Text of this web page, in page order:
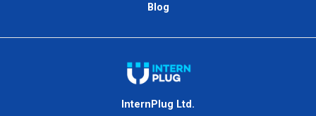
Blog
InternPlug Ltd.